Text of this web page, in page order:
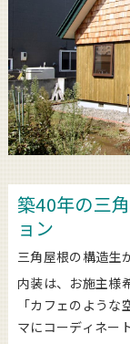
築40年の三
ョン
三角屋根の構造生
内装は、お施主様
「カフェのよう
マにコーディネート